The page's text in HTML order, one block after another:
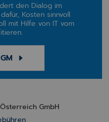
den Dialog im
Kosten sinnvoll
mit Hilfe von IT vom
GmbH